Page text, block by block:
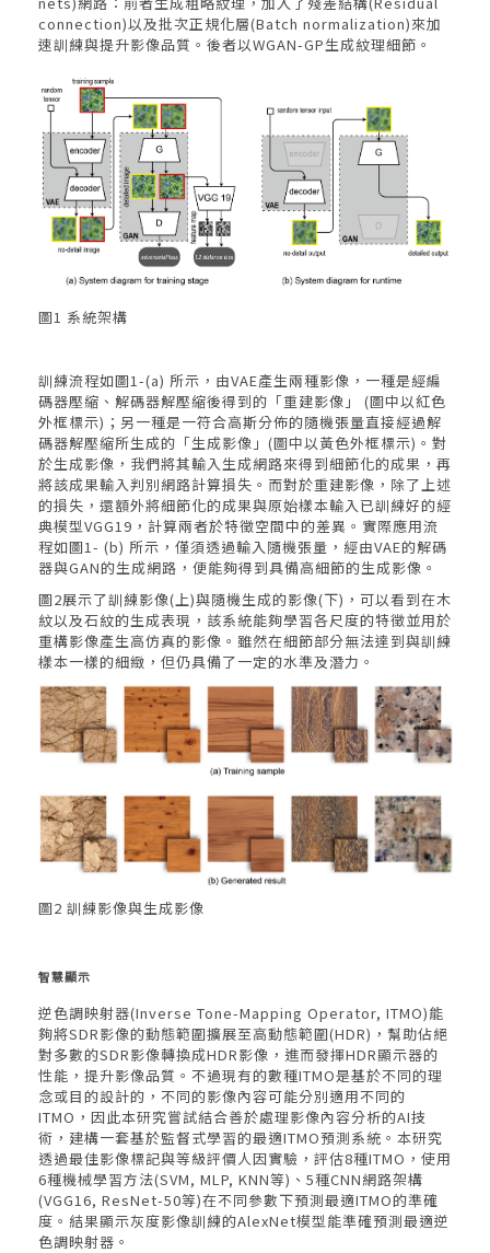
connection)以及批次正規化層(Batch normalization)來加
速訓練與提升影像品質。後者以WGAN-GP生成紋理細節。
圖1 系統架構
訓練流程如圖1-(a) 所示，由VAE產生兩種影像，一種是經編
碼器壓縮、解碼器解壓縮後得到的「重建影像」 (圖中以紅色
外框標示)；另一種是一符合高斯分佈的隨機張量直接經過解
碼器解壓縮所生成的「生成影像」(圖中以黃色外框標示)。對
於生成影像，我們將其輸入生成網路來得到細節化的成果，再
將該成果輸入判別網路計算損失。而對於重建影像，除了上述
的損失，還額外將細節化的成果與原始樣本輸入已訓練好的經
典模型VGG19，計算兩者於特徵空間中的差異。實際應用流
程如圖1- (b) 所示，僅須透過輸入隨機張量，經由VAE的解碼
器與GAN的生成網路，便能夠得到具備高細節的生成影像。
圖2展示了訓練影像(上)與隨機生成的影像(下)，可以看到在木
紋以及石紋的生成表現，該系統能夠學習各尺度的特徵並用於
重構影像產生高仿真的影像。雖然在細節部分無法達到與訓練
樣本一樣的細緻，但仍具備了一定的水準及潛力。
圖2 訓練影像與生成影像
智慧顯示
逆色調映射器(Inverse Tone-Mapping Operator, ITMO)能
夠將SDR影像的動態範圍擴展至高動態範圍(HDR)，幫助佔絕
對多數的SDR影像轉換成HDR影像，進而發揮HDR顯示器的
性能，提升影像品質。不過現有的數種ITMO是基於不同的理
念或目的設計的，不同的影像內容可能分別適用不同的
ITMO，因此本研究嘗試結合善於處理影像內容分析的AI技
術，建構一套基於監督式學習的最適ITMO預測系統。本研究
透過最佳影像標記與等級評價人因實驗，評估8種ITMO，使用
6種機械學習方法(SVM, MLP, KNN等)、5種CNN網路架構
(VGG16, ResNet-50等)在不同參數下預測最適ITMO的準確
度。結果顯示灰度影像訓練的AlexNet模型能準確預測最適逆
色調映射器。